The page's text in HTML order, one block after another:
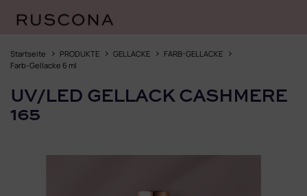
Inhalt
springen
Startseite PRODUKTE GELLACKE
FARB-GELLACKE
Farb-Gellacke 6 ml
UV/LED GELLACK CASHMERE
165